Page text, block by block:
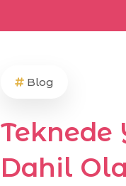
Blog
Teknede
Dahil